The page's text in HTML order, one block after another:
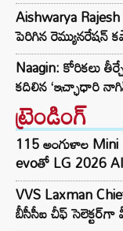
Aishwarya
పెరిగిన రెమ్యునరేషన్‌
Naagin: కోరికలు
కదిలిన ‘ఇచ్ఛాధారి
ట్రెండింగ్‌
115 అంగుళాల
evoతో LG 2026
VVS Laxman
బీసీసీఐ చీఫ్ సెలెక్టర్‌గా